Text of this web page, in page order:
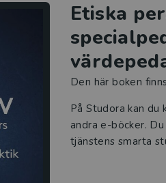
Etiska
Den här boken
På Studora kan
andra e-böcker.
tjänstens smarta